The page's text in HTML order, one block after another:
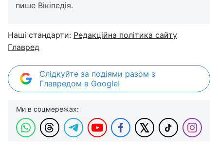
пише Вікіпедія.
Наші стандарти: Редакційна політика сайту
Главред
Слідкуйте за подіями разом з
Главредом в Google!
Ми в соцмережах: